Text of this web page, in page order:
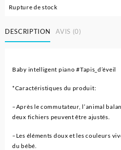
Rupture de stock
DESCRIPTION AVIS (0)
Baby intelligent piano#Tapis_d’éveil
*Caractéristiques du produit:
–Après le commutateur, l’animal
deux fichiers peuvent être ajustés.
– Les éléments doux et les couleurs
du bébé.